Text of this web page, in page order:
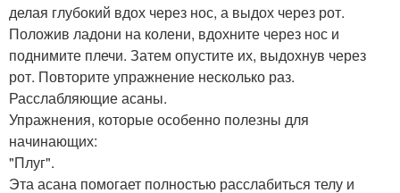
делая глубокий вдох через нос, а выдох через рот.
Положив ладони на колени, вдохните через нос и
поднимите плечи. Затем опустите их, выдохнув через
рот. Повторите упражнение несколько раз.
Расслабляющие асаны.
Упражнения, которые особенно полезны для
начинающих:
"Плуг".
Эта асана помогает полностью расслабиться телу и